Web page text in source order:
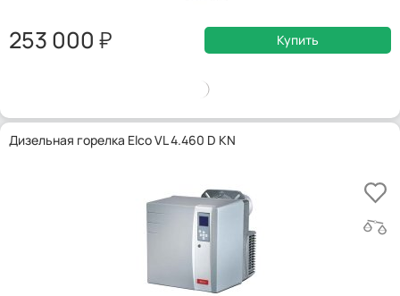
253 000 Купить
Дизельная горелка Elco VL 4.460 D KN